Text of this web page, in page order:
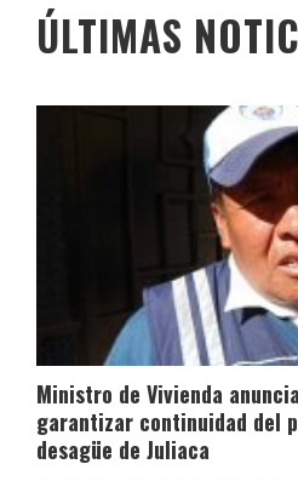
ÚLTIMAS
Ministro de Vivienda
garantizar continuidad del
desagüe de Juliaca